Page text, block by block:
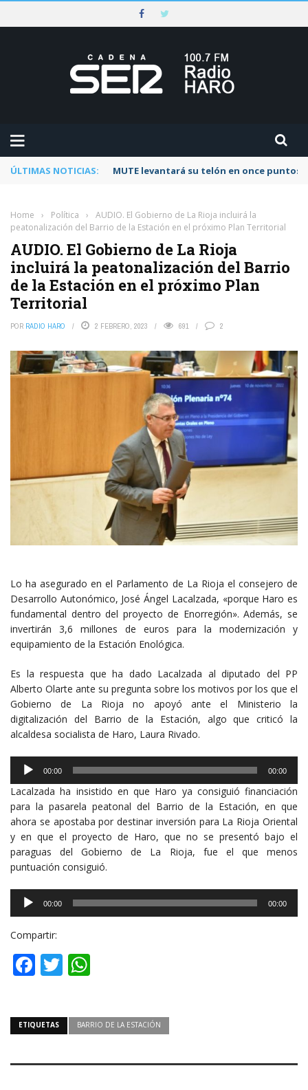
ÚLTIMAS NOTICIAS: MUTE levantará su telón en once puntos
Home › Política ›
AUDIO. El Gobierno de La Rioja incluirá la
peatonalización del Barrio de la Estación en el próximo Plan Territorial
AUDIO. El Gobierno de La Rioja
incluirá la peatonalización del Barrio
de la Estación en el próximo Plan
Territorial
POR RADIO HARO 2 FEBRERO, 2023 691 2
Lo ha asegurado en el Parlamento de La Rioja el consejero de
Desarrollo Autonómico, José Ángel Lacalzada, «porque Haro es
fundamental dentro del proyecto de Enorregión». Además, se
invertirán 3,6 millones de euros para la modernización y
equipamiento de la Estación Enológica.
Es la respuesta que ha dado Lacalzada al diputado del PP
Alberto Olarte ante su pregunta sobre los motivos por los que el
Gobierno de La Rioja no apoyó ante el Ministerio la
digitalización del Barrio de la Estación, algo que criticó la
alcaldesa socialista de Haro, Laura Rivado.
Reproductor
audio
00:00 00:00
Lacalzada ha insistido en que Haro ya consiguió financiación
para la pasarela peatonal del Barrio de la Estación, en que
ahora se apostaba por destinar inversión para La Rioja Oriental
y en que el proyecto de Haro, que no se presentó bajo el
paraguas del Gobierno de La Rioja, fue el que menos
puntuación consiguió.
Reproductor
00:00 00:00
Compartir:
Facebook
Twitter
ETIQUETAS BARRIO DE LA ESTACIÓN